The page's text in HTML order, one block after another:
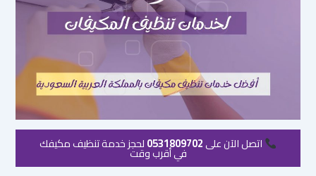
اتصل الآن على0531809702لحجز خدمة تنظيف مكيفك
في أقرب وقت